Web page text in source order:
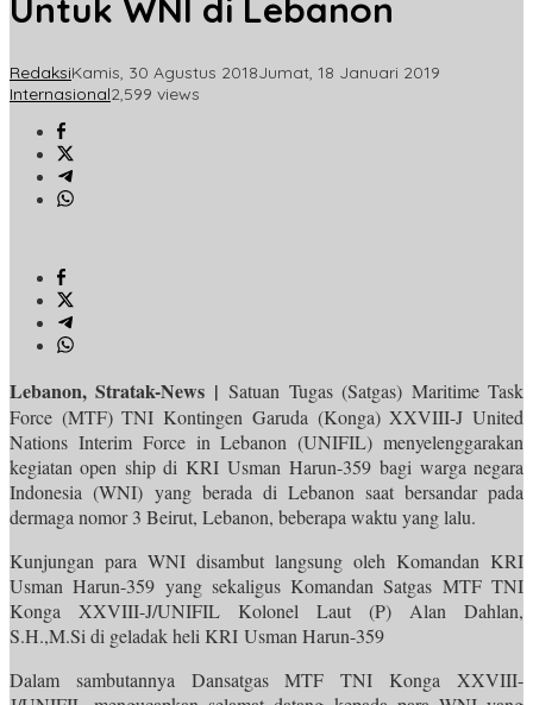
Untuk WNI di Lebanon
RedaksiKamis, 30 Agustus 2018Jumat, 18 Januari 2019
Internasional2,599 views
Lebanon, Stratak-News |Satuan Tugas (Satgas) Maritime Task
Force (MTF) TNI Kontingen Garuda (Konga) XXVIII-J United
Nations Interim Force in Lebanon (UNIFIL) menyelenggarakan
kegiatan open ship di KRI Usman Harun-359 bagi warga negara
Indonesia (WNI) yang berada di Lebanon saat bersandar pada
dermaga nomor 3 Beirut, Lebanon, beberapa waktu yang lalu.
Kunjungan para WNI disambut langsung oleh Komandan KRI
Usman Harun-359 yang sekaligus Komandan Satgas MTF TNI
Konga XXVIII-J/UNIFIL Kolonel Laut (P) Alan Dahlan,
S.H.,M.Si di geladak heli KRI Usman Harun-359
Dalam sambutannya Dansatgas MTF TNI Konga XXVIII-